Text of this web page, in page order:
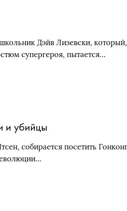
Дэйв Лизевски, который,
супергероя, пытается…
и убийцы
собирается посетить